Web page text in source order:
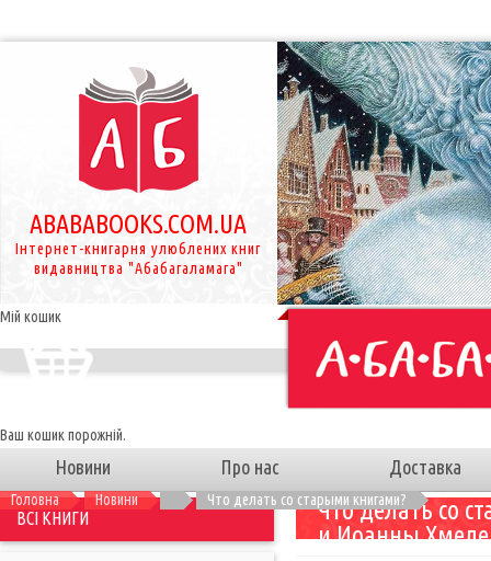
ABABABOOKS.COM.UA
Інтернет-книгарня улюблених книг
видавництва "Абабагаламага"
Мій кошик
Ваш кошик порожній.
Новини Про нас Доставка
Головна Новини Что делать со старыми книгами?
Что делать со
и Иоанны
ВСІ КНИГИ